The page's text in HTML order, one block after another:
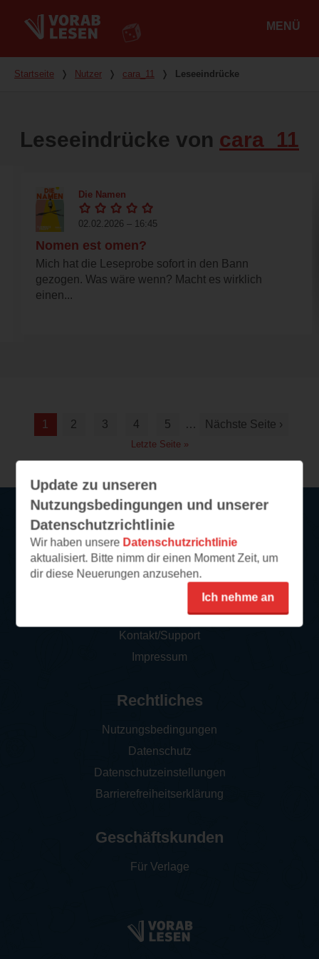
MENÜ
Du bist hier
Startseite ❭ Nutzer ❭ cara_11 ❭ Leseeindrücke
Leseeindrücke von cara_11
Die Namen
02.02.2026 – 16:45
Nomen est omen?
Mich hat die Leseprobe sofort in den Bann
gezogen. Was wäre wenn? Macht es wirklich
einen...
1 2 3 4 5 … Nächste Seite ›
Letzte Seite »
Update zu unseren
Nutzungsbedingungen und unserer
Datenschutzrichtlinie
Wir haben unsere Datenschutzrichtlinie
aktualisiert. Bitte nimm dir einen Moment Zeit, um
dir diese Neuerungen anzusehen.
Ich nehme an
Service
So funktioniert‘s
Newsletter abonnieren
Kontakt/Support
Impressum
Rechtliches
Nutzungsbedingungen
Datenschutz
Datenschutzeinstellungen
Barrierefreiheitserklärung
Geschäftskunden
Für Verlage